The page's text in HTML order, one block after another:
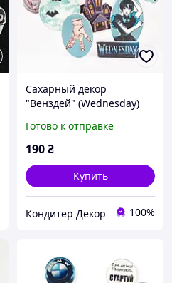
Сахарный декор
"Венздей" (Wednesday)
кондитерский ТМ
Кондекортех
Готово к отправке
190₴
Купить
Кондитер Декор 100%